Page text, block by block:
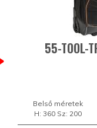
55-TOOL-
Belső méretek
H: 360 Sz: 200